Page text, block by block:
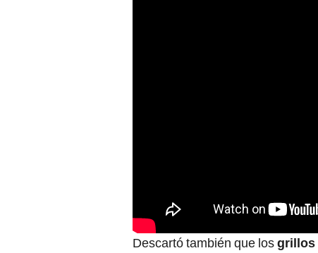
Descartó también que losgrillos